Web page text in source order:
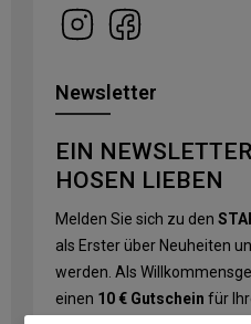
Newsletter
EIN
HOSEN LIEBEN
Melden Sie sich zu den
als Erster über Neuheiten
werden. Als
einen 10 € Gutschein für